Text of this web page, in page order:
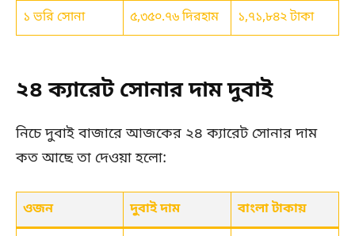
১ ভরি সোনা
৫,৩৫০.৭৬ দিরহাম ১,৭১,৮৪২ টাকা
২৪ ক্যারেট সোনার দাম দুবাই
নিচে দুবাই বাজারে আজকের ২৪ ক্যারেট সোনার দাম
কত আছে তা দেওয়া হলো:
ওজন দুবাই দাম বাংলা টাকায়